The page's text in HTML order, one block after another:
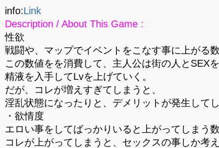
info:Link
Description / About This Game :
性欲
戦闘や、マップでイベントをこなす事に上がる
この数値をを消費して、主人公は街の人とSEX
精液を入手してLvを上げていく。
だが、コレが増えすぎてしまうと、
淫乱状態になったりと、デメリットが発生して
・欲情度
エロい事をしてばっかりいると上がってしまう
コレが上がってしまうと、セックスの事しか考